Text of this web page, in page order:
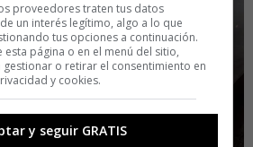
proveedores traten tus datos
un interés legítimo, algo a lo que
tus opciones a continuación.
esta página o en el menú del sitio,
gestionar o retirar el consentimiento en
y cookies.
y seguir GRATIS